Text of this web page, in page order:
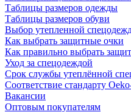
Таблицы размеров одежды
Таблицы размеров обуви
Выбор утепленной
Как выбрать защитные очки
Как правильно выбрать
Уход за спецодеждой
Срок службы утеплённой
Соответствие стандарту
Вакансии
Оптовым покупателям